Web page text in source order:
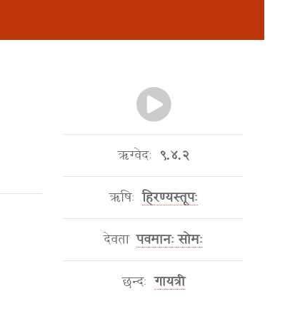
ऋग्वेदः ९.४.२
ऋषिः हिरण्यस्तूपः
देवता पवमानः सोमः
छन्दः गायत्री